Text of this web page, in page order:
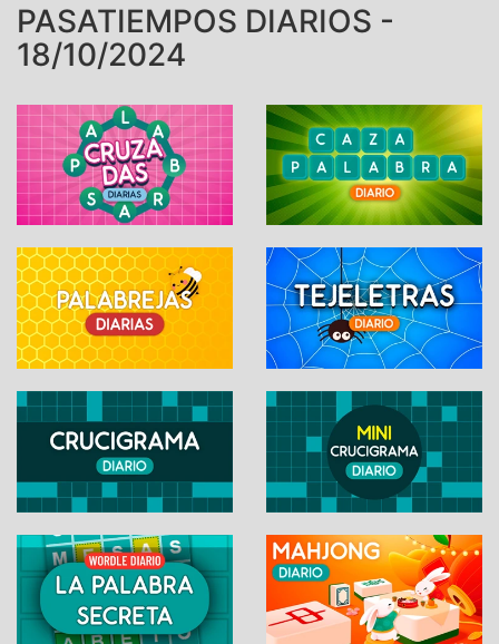
PASATIEMPOS DIARIOS -
18/10/2024